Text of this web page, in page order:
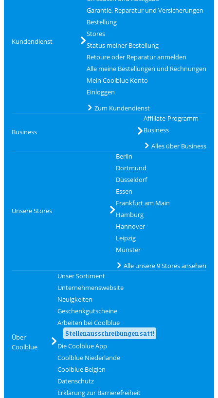
Kundendienst
Garantie, Reparatur und Versicherungen
Bestellung
Stores
Status meiner Bestellung
Retoure oder Reparatur anmelden
Alle meine Bestellungen und Rechnungen
Mein Coolblue Konto
Einloggen
Zum Kundendienst
Business
Affiliate-Programm
Business
Alles über Business
Unsere Stores
Berlin
Dortmund
Düsseldorf
Essen
Frankfurt am Main
Hamburg
Hannover
Leipzig
Münster
Alle unsere 9 Stores ansehen
Über
Coolblue
Unser Sortiment
Unternehmenswebsite
Neuigkeiten
Geschenkgutscheine
Arbeiten bei Coolblue
Stellenausschreibungen satt!
Die Coolblue App
Coolblue Niederlande
Coolblue Belgien
Datenschutz
Erklärung zur Barrierefreiheit